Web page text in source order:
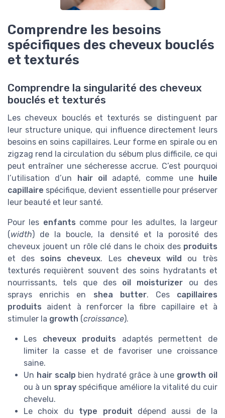
Comprendre les besoins
spécifiques des cheveux bouclés
et texturés
Comprendre la singularité des cheveux
bouclés et texturés
Les cheveux bouclés et texturés se distinguent par
leur structure unique, qui influence directement leurs
besoins en soins capillaires. Leur forme en spirale ou en
zigzag rend la circulation du sébum plus difficile, ce qui
peut entraîner une sécheresse accrue. C’est pourquoi
l’utilisation d’un
hair oil adapté, comme une
huile
capillaire spécifique, devient essentielle pour préserver
leur beauté et leur santé.
Pour les enfants comme pour les adultes, la largeur
(width) de la boucle, la densité et la porosité des
cheveux jouent un rôle clé dans le choix des produits
et des soins cheveux. Les cheveux wild
ou très
texturés requièrent souvent des soins hydratants et
nourrissants, tels que des oil moisturizer ou des
sprays enrichis en shea butter. Ces capillaires
produits aident à renforcer la fibre capillaire et à
stimuler la growth (croissance).
Les cheveux produits adaptés permettent de
limiter la casse et de favoriser une croissance
saine.
Un hair scalp bien hydraté grâce à une growth oil
ou à un spray spécifique améliore la vitalité du cuir
chevelu.
Le choix du type produit dépend aussi de la